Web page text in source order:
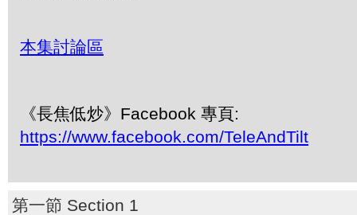
本集討論區
《長焦低炒》Facebook 專頁:
https://www.facebook.com/TeleAndTilt
第一節 Section 1